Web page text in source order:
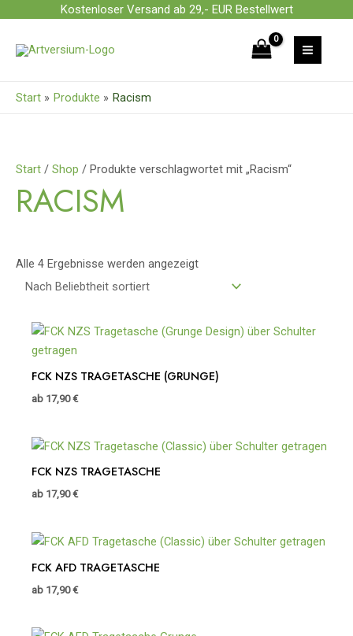
Kostenloser Versand ab 29,- EUR Bestellwert
springen
Start Produkte Racism
Start / Shop / Produkte verschlagwortet mit „Racism“
RACISM
Alle 4 Ergebnisse werden angezeigt
FCK NZS TRAGETASCHE (GRUNGE)
ab 17,90€
FCK NZS TRAGETASCHE
ab 17,90€
FCK AFD TRAGETASCHE
ab 17,90€